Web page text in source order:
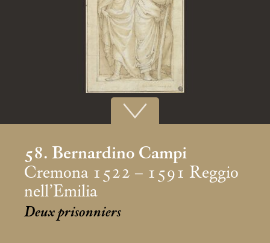
58. Bernardino Campi
Cremona 1522 – 1591 Reggio
nell’Emilia
Deux prisonniers